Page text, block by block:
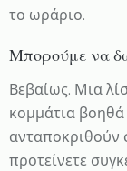
το ωράριο.
Μπορούμε να
Βεβαίως. Μια
κομμάτια
ανταποκριθούν
προτείνετε